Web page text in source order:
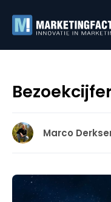
Marco